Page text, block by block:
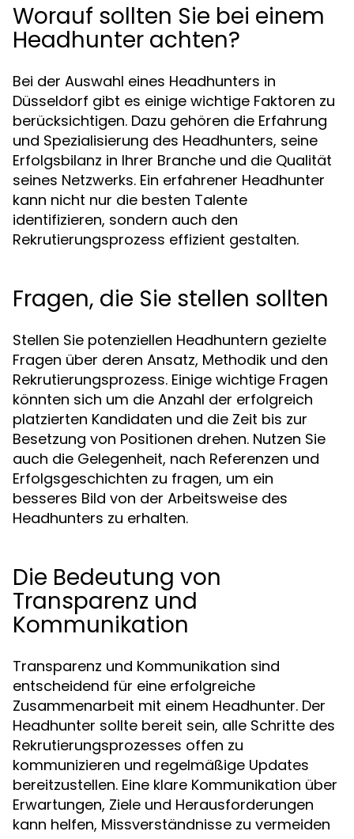
Worauf sollten Sie bei einem
Headhunter achten?
Bei der Auswahl eines Headhunters in
Düsseldorf gibt es einige wichtige Faktoren zu
berücksichtigen. Dazu gehören die Erfahrung
und Spezialisierung des Headhunters, seine
Erfolgsbilanz in Ihrer Branche und die Qualität
seines Netzwerks. Ein erfahrener Headhunter
kann nicht nur die besten Talente
identifizieren, sondern auch den
Rekrutierungsprozess effizient gestalten.
Fragen, die Sie stellen sollten
Stellen Sie potenziellen Headhuntern gezielte
Fragen über deren Ansatz, Methodik und den
Rekrutierungsprozess. Einige wichtige Fragen
könnten sich um die Anzahl der erfolgreich
platzierten Kandidaten und die Zeit bis zur
Besetzung von Positionen drehen. Nutzen Sie
auch die Gelegenheit, nach Referenzen und
Erfolgsgeschichten zu fragen, um ein
besseres Bild von der Arbeitsweise des
Headhunters zu erhalten.
Die Bedeutung von
Transparenz und
Kommunikation
Transparenz und Kommunikation sind
entscheidend für eine erfolgreiche
Zusammenarbeit mit einem Headhunter. Der
Headhunter sollte bereit sein, alle Schritte des
Rekrutierungsprozesses offen zu
kommunizieren und regelmäßige Updates
bereitzustellen. Eine klare Kommunikation über
Erwartungen, Ziele und Herausforderungen
kann helfen, Missverständnisse zu vermeiden